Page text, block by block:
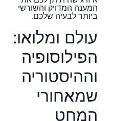
המענה המדויק והשורשי
ביותר לבעיה שלכם.
עולם ומלואו:
הפילוסופיה
וההיסטוריה
שמאחורי
המחט